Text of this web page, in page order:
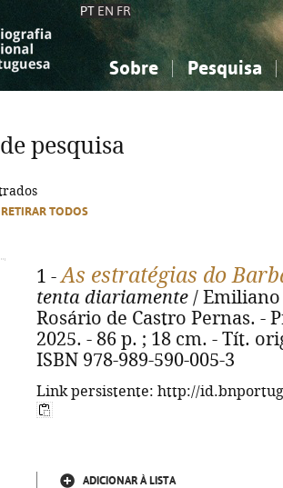
PT EN FR
Sobre Pesquisa
Ciências sociais...
Ciências sociais...
pesquisa
RETIRAR TODOS
1 -As estratégias do
tenta diariamente /
Rosário de Castro Pernas. -
2025. - 86 p. ; 18 cm. - Tít.
ISBN 978-989-590-005-3
Link persistente: http://
ADICIONAR À LISTA